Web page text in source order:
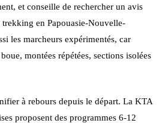
et conseille de rechercher un avis
trekking en Papouasie-Nouvelle-
les marcheurs expérimentés, car
montées répétées, sections isolées
à rebours depuis le départ. La KTA
proposent des programmes 6-12